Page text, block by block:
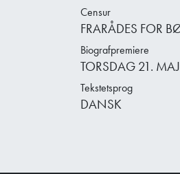
Censur
FRARÅDES FOR
Biografpremiere
TORSDAG 21. MAJ
Tekstetsprog
DANSK